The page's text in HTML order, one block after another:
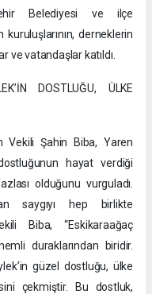
Belediyesi ve ilçe
derneklerin
vatandaşlar katıldı.
DOSTLUĞU, ÜLKE
Vekili Şahin Biba, Yaren
hayat verdiği
olduğunu vurguladı.
saygıyı hep birlikte
Biba, “Eskikaraağaç
duraklarından biridir.
güzel dostluğu, ülke
çekmiştir. Bu dostluk,